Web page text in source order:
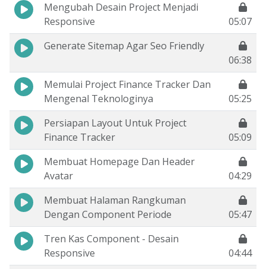
Mengubah Desain Project Menjadi
Responsive
05:07
Generate Sitemap Agar Seo Friendly
06:38
Memulai Project Finance Tracker Dan
Mengenal Teknologinya
05:25
Persiapan Layout Untuk Project
Finance Tracker
05:09
Membuat Homepage Dan Header
Avatar
04:29
Membuat Halaman Rangkuman
Dengan Component Periode
05:47
Tren Kas Component - Desain
Responsive
04:44